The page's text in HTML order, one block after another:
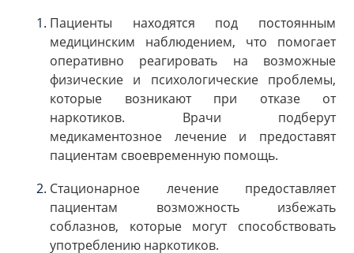
Пациенты находятся под постоянным
медицинским наблюдением, что помогает
оперативно реагировать на возможные
физические и психологические проблемы,
которые возникают при отказе от
наркотиков. Врачи подберут
медикаментозное лечение и предоставят
пациентам своевременную помощь.
Стационарное лечение предоставляет
пациентам возможность избежать
соблазнов, которые могут способствовать
употреблению наркотиков.